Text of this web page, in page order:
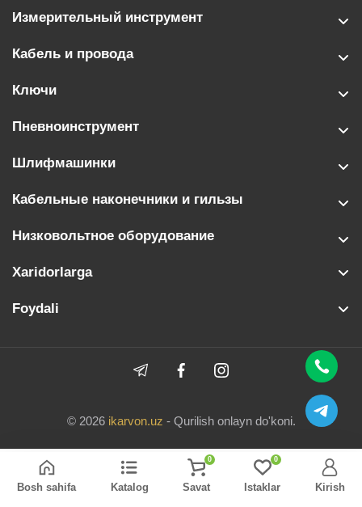
Измерительный инструмент
Кабель и провода
Ключи
Пневноинструмент
Шлифмашинки
Кабельные наконечники и гильзы
Низковольтное оборудование
Xaridorlarga
Foydali
© 2026 ikarvon.uz - Qurilish onlayn do'koni.
Bosh sahifa Katalog
0
Savat
0
Istaklar Kirish